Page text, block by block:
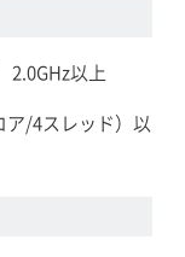
以上
/4スレッド）以